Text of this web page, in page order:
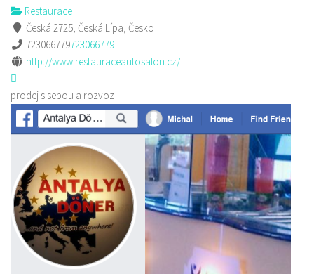
Restaurace
Česká 2725, Česká Lípa, Česko
723066779723066779
http://www.restauraceautosalon.cz/
prodej s sebou a rozvoz